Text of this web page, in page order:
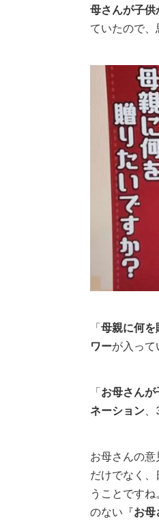
母さんが子供
ていたので、
「母親に何を
ワーが入っ
「お母さん
ネーション
お母さんの
だけでなく
うことです
のない『お母